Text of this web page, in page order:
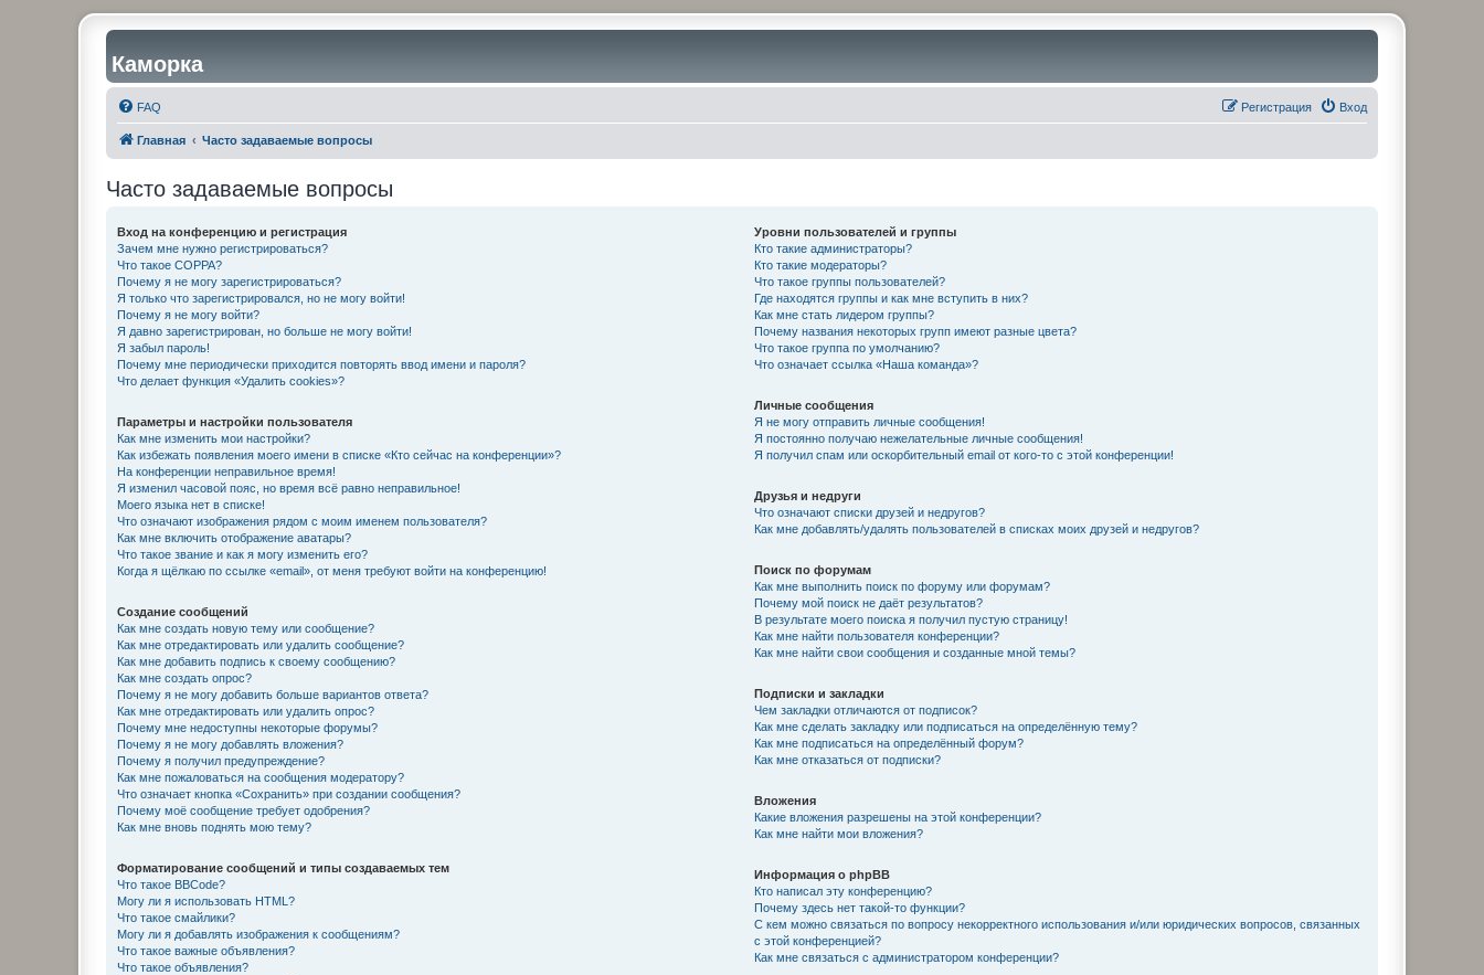
Каморка
FAQ Вход
Регистрация
Главная Часто задаваемые вопросы
Часто задаваемые вопросы
Вход на конференцию и регистрация
Зачем мне нужно регистрироваться?
Что такое COPPA?
Почему я не могу зарегистрироваться?
Я только что зарегистрировался, но не могу войти!
Почему я не могу войти?
Я давно зарегистрирован, но больше не могу войти!
Я забыл пароль!
Почему мне периодически приходится повторять ввод имени и пароля?
Что делает функция «Удалить cookies»?
Параметры и настройки пользователя
Как мне изменить мои настройки?
Как избежать появления моего имени в списке «Кто сейчас на конференции»?
На конференции неправильное время!
Я изменил часовой пояс, но время всё равно неправильное!
Моего языка нет в списке!
Что означают изображения рядом с моим именем пользователя?
Как мне включить отображение аватары?
Что такое звание и как я могу изменить его?
Когда я щёлкаю по ссылке «email», от меня требуют войти на конференцию!
Создание сообщений
Как мне создать новую тему или сообщение?
Как мне отредактировать или удалить сообщение?
Как мне добавить подпись к своему сообщению?
Как мне создать опрос?
Почему я не могу добавить больше вариантов ответа?
Как мне отредактировать или удалить опрос?
Почему мне недоступны некоторые форумы?
Почему я не могу добавлять вложения?
Почему я получил предупреждение?
Как мне пожаловаться на сообщения модератору?
Что означает кнопка «Сохранить» при создании сообщения?
Почему моё сообщение требует одобрения?
Как мне вновь поднять мою тему?
Форматирование сообщений и типы создаваемых тем
Что такое BBCode?
Могу ли я использовать HTML?
Что такое смайлики?
Могу ли я добавлять изображения к сообщениям?
Что такое важные объявления?
Что такое объявления?
Уровни пользователей и группы
Кто такие администраторы?
Кто такие модераторы?
Что такое группы пользователей?
Где находятся группы и как мне вступить в них?
Как мне стать лидером группы?
Почему названия некоторых групп имеют разные цвета?
Что такое группа по умолчанию?
Что означает ссылка «Наша команда»?
Личные сообщения
Я не могу отправить личные сообщения!
Я постоянно получаю нежелательные личные сообщения!
Я получил спам или оскорбительный email от кого-то с этой конференции!
Друзья и недруги
Что означают списки друзей и недругов?
Как мне добавлять/удалять пользователей в списках моих друзей и недругов?
Поиск по форумам
Как мне выполнить поиск по форуму или форумам?
Почему мой поиск не даёт результатов?
В результате моего поиска я получил пустую страницу!
Как мне найти пользователя конференции?
Как мне найти свои сообщения и созданные мной темы?
Подписки и закладки
Чем закладки отличаются от подписок?
Как мне сделать закладку или подписаться на определённую тему?
Как мне подписаться на определённый форум?
Как мне отказаться от подписки?
Вложения
Какие вложения разрешены на этой конференции?
Как мне найти мои вложения?
Информация о phpBB
Кто написал эту конференцию?
Почему здесь нет такой-то функции?
С кем можно связаться по вопросу некорректного использования и/или юридических вопросов, связанных
с этой конференцией?
Как мне связаться с администратором конференции?